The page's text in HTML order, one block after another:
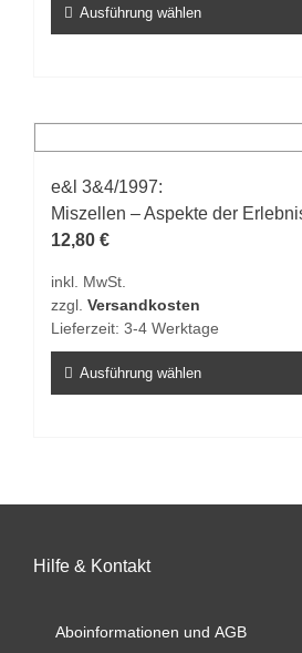
werden
Ausführung wählen
Varianten
auf.
Die
Optionen
auf
der
gewählt
werden
e&l 3&4/1997:
Miszellen – Aspekte der
12,80 €
inkl. MwSt.
zzgl. Versandkosten
Lieferzeit: 3-4 Werktage
Ausführung wählen
Die
können
Hilfe & Kontakt
Aboinformationen und AGB